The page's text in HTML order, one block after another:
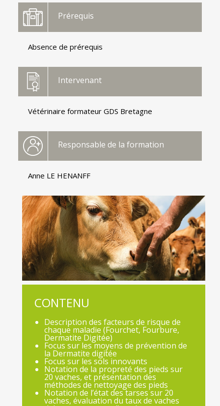
Prérequis
Absence de prérequis
Intervenant
Vétérinaire formateur GDS Bretagne
Responsable de la formation
Anne LE HENANFF
CONTENU
Description des facteurs de risque de
chaque maladie (Fourchet, Fourbure,
Dermatite Digitée)
Focus sur les moyens de prévention de
la Dermatite digitée
Focus sur les sols innovants
Notation de la propreté des pieds sur
20 vaches, et présentation des
méthodes de nettoyage des pieds
Notation de l’état des tarses sur 20
vaches, évaluation du taux de vaches